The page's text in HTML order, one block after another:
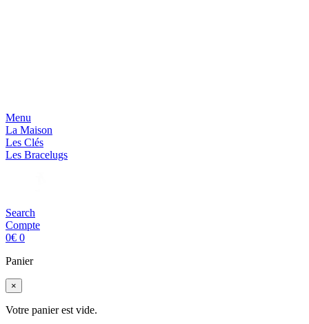
Menu
La Maison
Les Clés
Les Bracelugs
Search
Compte
0€ 0
Panier
×
Votre panier est vide.